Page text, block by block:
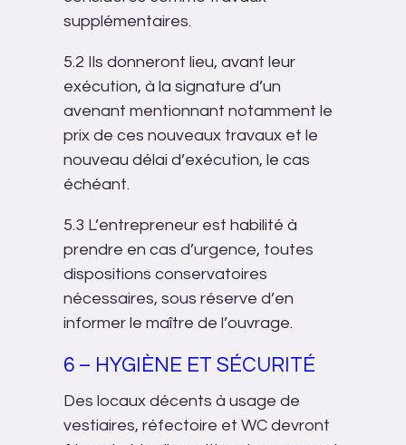
supplémentaires.
5.2 Ils donneront lieu, avant leur
exécution, à la signature d’un
avenant mentionnant notamment le
prix de ces nouveaux travaux et le
nouveau délai d’exécution, le cas
échéant.
5.3 L’entrepreneur est habilité à
prendre en cas d’urgence, toutes
dispositions conservatoires
nécessaires, sous réserve d’en
informer le maître de l’ouvrage.
6 – HYGIÈNE ET SÉCURITÉ
Des locaux décents à usage de
vestiaires, réfectoire et WC devront